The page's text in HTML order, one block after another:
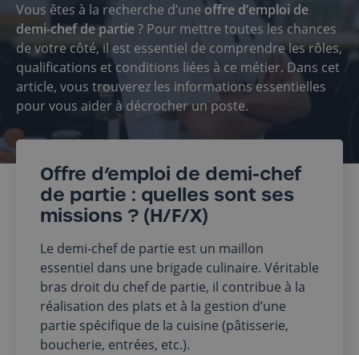
Vous êtes à la recherche d’une offre d’emploi de
demi-chef de partie? Pour mettre toutes les chances
de votre côté, il est essentiel de comprendre les rôles,
qualifications et conditions liées à ce métier. Dans cet
article, vous trouverez les informations essentielles
pour vous aider à décrocher un poste.
Offre d’emploi de demi-chef
de partie : quelles sont ses
missions ? (H/F/X)
Le demi-chef de partie est un maillon
essentiel dans une brigade culinaire. Véritable
bras droit du chef de partie, il contribue à la
réalisation des plats et à la gestion d’une
partie spécifique de la cuisine (pâtisserie,
boucherie, entrées, etc.).